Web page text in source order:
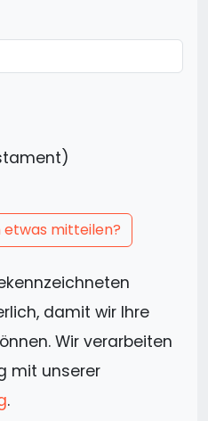
etwas mitteilen?
damit wir Ihre
Wir verarbeiten
mit unserer
.